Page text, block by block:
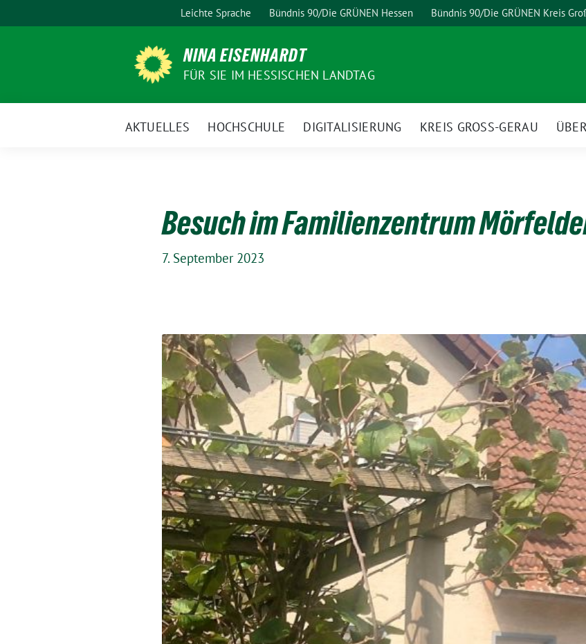
zum
Leichte Sprache Bündnis 90/Die GRÜNEN Hessen Bündnis 90/Die GRÜNEN Kreis
NINA EISENHARDT
FÜR SIE IM HESSISCHEN LANDTAG
AKTUELLES HOCHSCHULE DIGITALISIERUNG KREIS GROSS-GERAU
Besuch im Familienzentrum
7. September 2023